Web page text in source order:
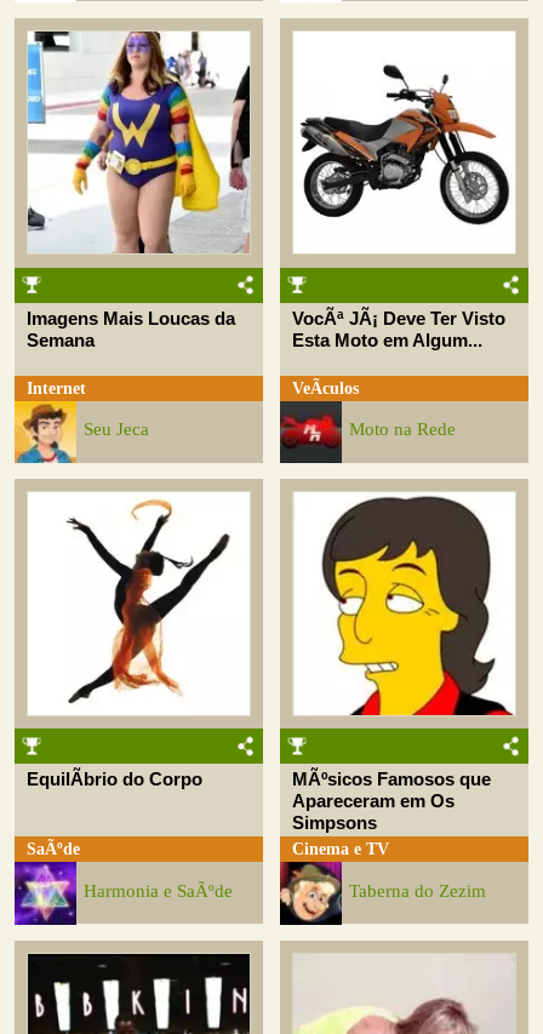
Imagens Mais Loucas da
Semana
Internet
Seu Jeca
VocÃª JÃ¡ Deve Ter Visto
Esta Moto em Algum...
VeÃ­culos
Moto na Rede
EquilÃ­brio do Corpo
SaÃºde
Harmonia e SaÃºde
MÃºsicos Famosos que
Apareceram em Os
Simpsons
Cinema e TV
Taberna do Zezim